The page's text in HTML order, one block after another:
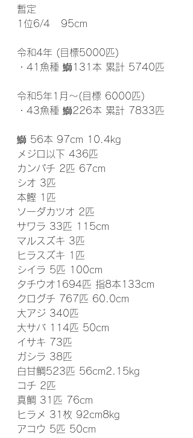
暫定
1位6/4   95cm
令和4年 (目標5000匹)
・41魚種 鰤131本 累計 5740匹
令和5年1月～(目標 6000匹)
・43魚種 鰤226本 累計 7833匹
鰤 56本 97cm 10.4kg
メジロ以下 436匹
カンパチ 2匹 67cm
シオ 3匹
本鰹 1匹
ソーダカツオ 2匹
サワラ 33匹 115cm
マルスズキ 3匹
ヒラスズキ 1匹
シイラ 5匹 100cm
タチウオ1694匹 指8本133cm
クログチ 767匹 60.0cm
大アジ 340匹
大サバ 114匹 50cm
イサキ 73匹
ガシラ 38匹
白甘鯛523匹 56cm2.15kg
コチ 2匹
真鯛 31匹 76cm
ヒラメ 31枚 92cm8kg
アコウ 5匹 50cm